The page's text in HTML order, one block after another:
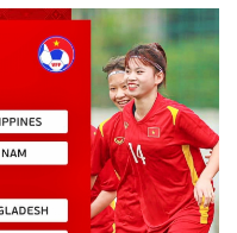
Tình yêu - Gia đình